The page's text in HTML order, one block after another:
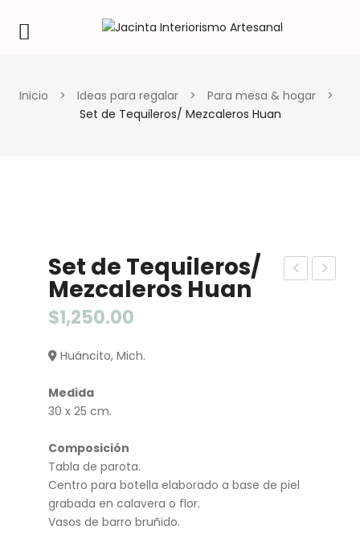
Inicio > Ideas para regalar > Para mesa & hogar
>
Set de Tequileros/ Mezcaleros Huan
Piel
Set de Tequileros/
Mezcaleros Huan
$1,250.00
Huáncito, Mich.
Medida
30 x 25 cm.
Composición
Tabla de parota.
Centro para botella elaborado a base de piel
grabada en calavera o flor.
Vasos de barro bruñido.